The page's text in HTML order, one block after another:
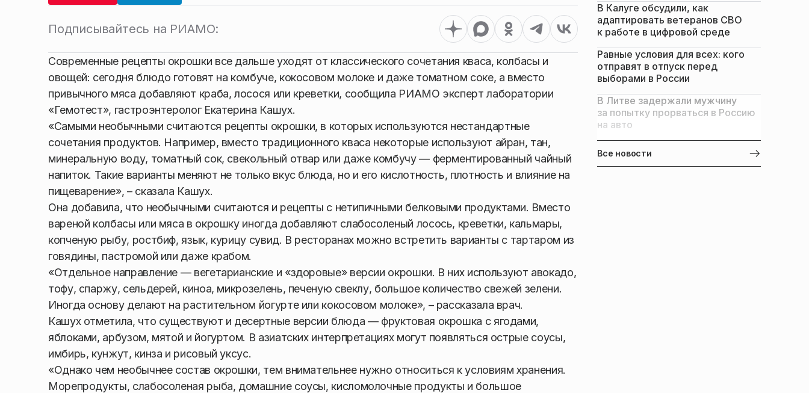
Подписывайтесь на РИАМО:
Современные рецепты окрошки все дальше уходят от классического сочетания кваса, колбасы и
овощей: сегодня блюдо готовят на комбуче, кокосовом молоке и даже томатном соке, а вместо
привычного мяса добавляют краба, лосося или креветки, сообщила РИАМО эксперт лаборатории
«Гемотест», гастроэнтеролог Екатерина Кашух.
«Самыми необычными считаются рецепты окрошки, в которых используются нестандартные
сочетания продуктов. Например, вместо традиционного кваса некоторые используют айран, тан,
минеральную воду, томатный сок, свекольный отвар или даже комбучу — ферментированный чайный
напиток. Такие варианты меняют не только вкус блюда, но и его кислотность, плотность и влияние на
пищеварение», – сказала Кашух.
Она добавила, что необычными считаются и рецепты с нетипичными белковыми продуктами. Вместо
вареной колбасы или мяса в окрошку иногда добавляют слабосоленый лосось, креветки, кальмары,
копченую рыбу, ростбиф, язык, курицу сувид. В ресторанах можно встретить варианты с тартаром из
говядины, пастромой или даже крабом.
«Отдельное направление — вегетарианские и «здоровые» версии окрошки. В них используют авокадо,
тофу, спаржу, сельдерей, киноа, микрозелень, печеную свеклу, большое количество свежей зелени.
Иногда основу делают на растительном йогурте или кокосовом молоке», – рассказала врач.
Кашух отметила, что существуют и десертные версии блюда — фруктовая окрошка с ягодами,
яблоками, арбузом, мятой и йогуртом. В азиатских интерпретациях могут появляться острые соусы,
имбирь, кунжут, кинза и рисовый уксус.
«Однако чем необычнее состав окрошки, тем внимательнее нужно относиться к условиям хранения.
Морепродукты, слабосоленая рыба, домашние соусы, кисломолочные продукты и большое
В Калуге обсудили, как
адаптировать ветеранов СВО
к работе в цифровой среде
Равные условия для всех: кого
отправят в отпуск перед
выборами в России
В Литве задержали мужчину
за попытку прорваться в Россию
на авто
Все новости